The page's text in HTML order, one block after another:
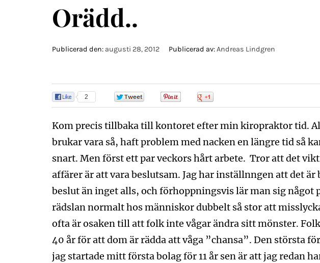
Orädd..
Publicerad den: augusti 28, 2012 Publicerad av:Andreas Lindgren
2
Kom precis tillbaka till kontoret efter min kiropraktor tid.
brukar vara så, haft problem med nacken en längre tid så
snart. Men först ett par veckors hårt arbete. Tror att det
affärer är att vara beslutsam. Jag har inställnngen att det
beslut än inget alls, och förhoppningsvis lär man sig något
rädslan normalt hos människor dubbelt så stor att
ofta är osaken till att folk inte vågar ändra sitt mönster.
40 år för att dom är rädda att våga ”chansa”. Den största
jag startade mitt första bolag för 11 år sen är att jag redan